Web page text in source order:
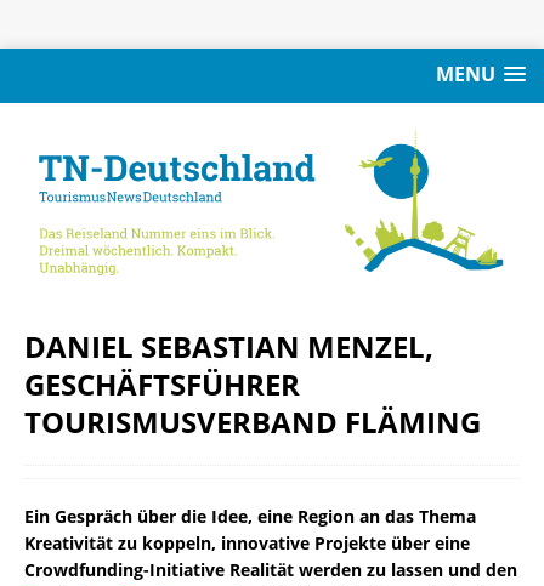
MENU
DANIEL SEBASTIAN MENZEL,
GESCHÄFTSFÜHRER
TOURISMUSVERBAND FLÄMING
Ein Gespräch über die Idee, eine Region an das Thema
Kreativität zu koppeln, innovative Projekte über eine
Crowdfunding-Initiative Realität werden zu lassen und den